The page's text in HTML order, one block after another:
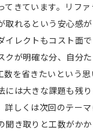
てきています。リフ
取れるという安心感
イレクトもコスト面
クが明確な分、自分
数を省きたいという思
には大きな課題も残
詳しくは次回のテー
聞き取りと工数がか